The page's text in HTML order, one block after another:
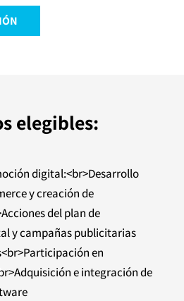
elegibles:
digital:<br>Desarrollo
y creación de
del plan de
y campañas publicitarias
en
e integración de